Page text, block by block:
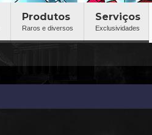
Produtos
Raros e diversos
Serviços
Exclusividades